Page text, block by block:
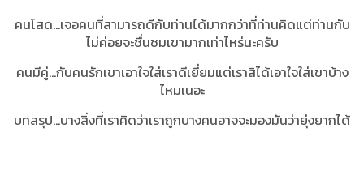
คนโสด...เจอคนที่สามารถดีกับท่านได้มากกว่าที่ท่านคิดแต่ท่านกับ
ไม่ค่อยจะชื่นชมเขามากเท่าไหร่นะครับ
คนมีคู่...กับคนรักเขาเอาใจใส่เราดีเยี่ยมแต่เราสิได้เอาใจใส่เขาบ้าง
ไหมเนอะ
บทสรุป...บางสิ่งที่เราคิดว่าเราถูกบางคนอาจจะมองมันว่ายุ่งยากได้